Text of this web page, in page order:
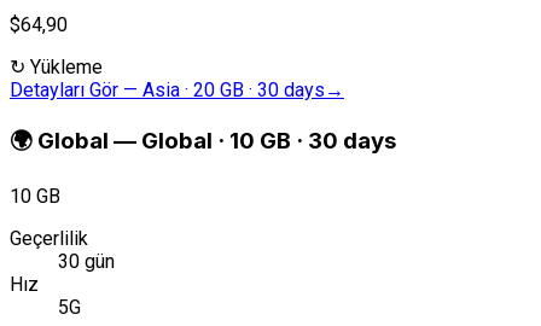
$64,90
↻ Yükleme
Detayları Gör — Asia · 20 GB · 30 days →
🌍 Global — Global · 10 GB · 30 days
10 GB
Geçerlilik
30 gün
Hız
5G